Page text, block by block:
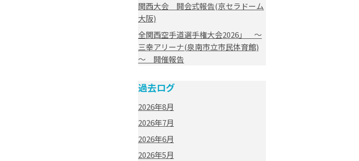
関西大会 開会式報告(京セラドーム
大阪)
全関西空手道選手権大会2026」 ～
三幸アリーナ(泉南市立市民体育館)
～ 開催報告
過去ログ
2026年8月
2026年7月
2026年6月
2026年5月